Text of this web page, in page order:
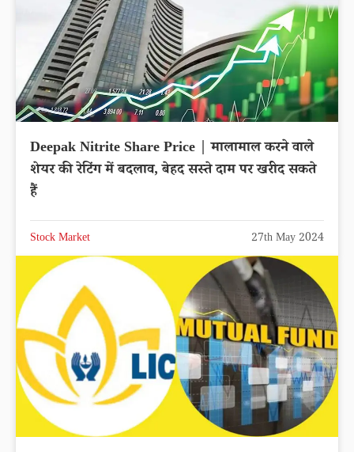
Deepak Nitrite Share Price | मालामाल करने वाले
शेयर की रेटिंग में बदलाव, बेहद सस्ते दाम पर खरीद सकते
हैं
Stock Market 27th May 2024